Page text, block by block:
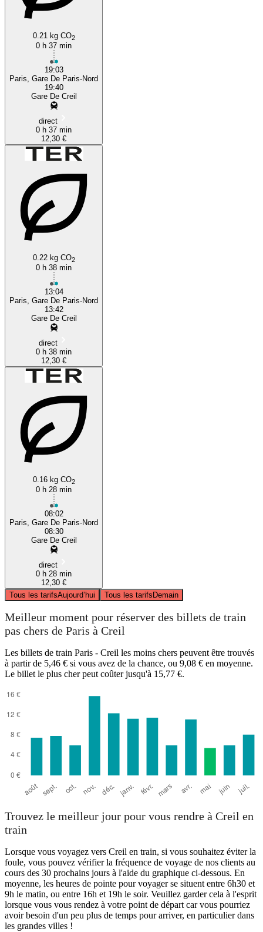
0.21 kg CO2
0 h 37 min
19:03
Paris, Gare De Paris-Nord
19:40
Gare De Creil
direct
0 h 37 min
12,30 €
0.22 kg CO2
0 h 38 min
13:04
Paris, Gare De Paris-Nord
13:42
Gare De Creil
direct
0 h 38 min
12,30 €
0.16 kg CO2
0 h 28 min
08:02
Paris, Gare De Paris-Nord
08:30
Gare De Creil
direct
0 h 28 min
12,30 €
Tous les tarifsAujourd’hui Tous les tarifsDemain
Meilleur moment pour réserver des billets de train
pas chers de Paris à Creil
Les billets de train Paris - Creil les moins chers peuvent être trouvés
à partir de 5,46 € si vous avez de la chance, ou 9,08 € en moyenne.
Le billet le plus cher peut coûter jusqu'à 15,77 €.
Trouvez le meilleur jour pour vous rendre à Creil en
train
Lorsque vous voyagez vers Creil en train, si vous souhaitez éviter la
foule, vous pouvez vérifier la fréquence de voyage de nos clients au
cours des 30 prochains jours à l'aide du graphique ci-dessous. En
moyenne, les heures de pointe pour voyager se situent entre 6h30 et
9h le matin, ou entre 16h et 19h le soir. Veuillez garder cela à l'esprit
lorsque vous vous rendez à votre point de départ car vous pourriez
avoir besoin d'un peu plus de temps pour arriver, en particulier dans
les grandes villes !